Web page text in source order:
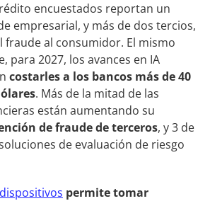
encuestados reportan un
empresarial, y más de dos tercios,
fraude al consumidor. El mismo
para 2027, los avances en IA
costarles a los bancos más de 40
. Más de la mitad de las
están aumentando su
de fraude de terceros, y 3 de
de evaluación de riesgo
permite tomar